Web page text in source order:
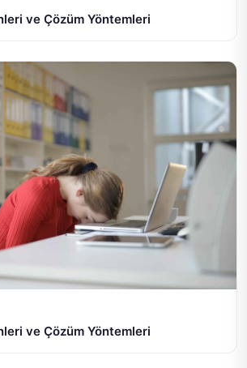
ve Çözüm Yöntemleri
ve Çözüm Yöntemleri